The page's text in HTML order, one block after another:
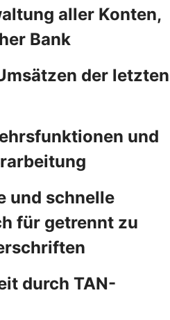
aller Konten,
Bank
der letzten
und
und schnelle
für getrennt zu
durch TAN-